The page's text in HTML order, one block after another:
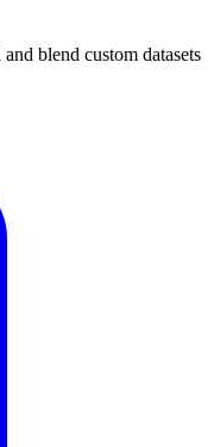
blend custom datasets